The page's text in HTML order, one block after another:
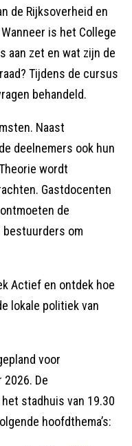
de Rijksoverheid en
is het College
aan zet en wat zijn de
Tijdens de cursus
behandeld.
Naast
deelnemers ook hun
wordt
Gastdocenten
de
bestuurders om
Actief en ontdek hoe
lokale politiek van
voor
De
stadhuis van 19.30
hoofdthema’s: